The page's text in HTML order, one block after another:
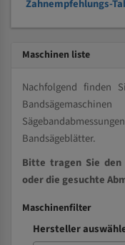
Zahnempfehlungs-
Maschinen liste
Nachfolgend finden
Bandsägeblätter.
Bitte tragen Sie den
oder die gesuchte
Maschinenfilter
Hersteller